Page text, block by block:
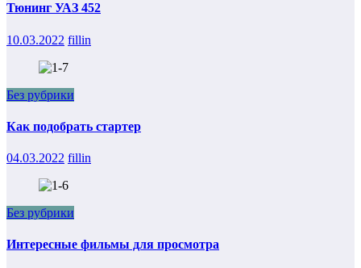
Тюнинг УАЗ 452
10.03.2022 fillin
Без рубрики
Как подобрать стартер
04.03.2022 fillin
Без рубрики
Интересные фильмы для просмотра